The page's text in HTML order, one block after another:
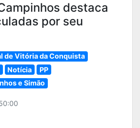
destaca
por seu
de Vitória da Conquista
Notícia
PP
e Simão